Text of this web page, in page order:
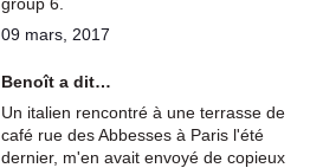
09 mars, 2017
Benoît a dit…
Un italien rencontré à une terrasse de
café rue des Abbesses à Paris l'été
dernier, m'en avait envoyé de copieux